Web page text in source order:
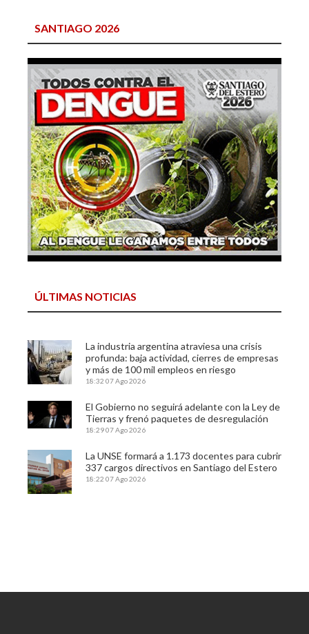
SANTIAGO 2026
ÚLTIMAS NOTICIAS
La industria argentina atraviesa una crisis
profunda: baja actividad, cierres de empresas
y más de 100 mil empleos en riesgo
18:32 07 Ago 2026
El Gobierno no seguirá adelante con la Ley de
Tierras y frenó paquetes de desregulación
18:2907 Ago 2026
La UNSE formará a 1.173 docentes para cubrir
337 cargos directivos en Santiago del Estero
18:22 07 Ago 2026